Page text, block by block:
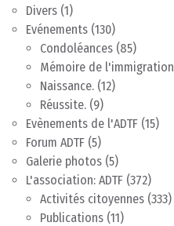
Divers (1)
Evénements (130)
Condoléances (85)
Mémoire de l'immigration
Naissance. (12)
Réussite. (9)
Evènements de l'ADTF (15)
Forum ADTF (5)
Galerie photos (5)
L'association: ADTF (372)
Activités citoyennes (333)
Publications (11)